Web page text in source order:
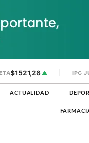
$1521,28 ▲ IPC
ACTUALIDAD